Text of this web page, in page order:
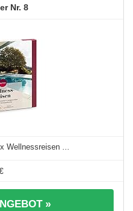
8
Wellnessreisen ...
»